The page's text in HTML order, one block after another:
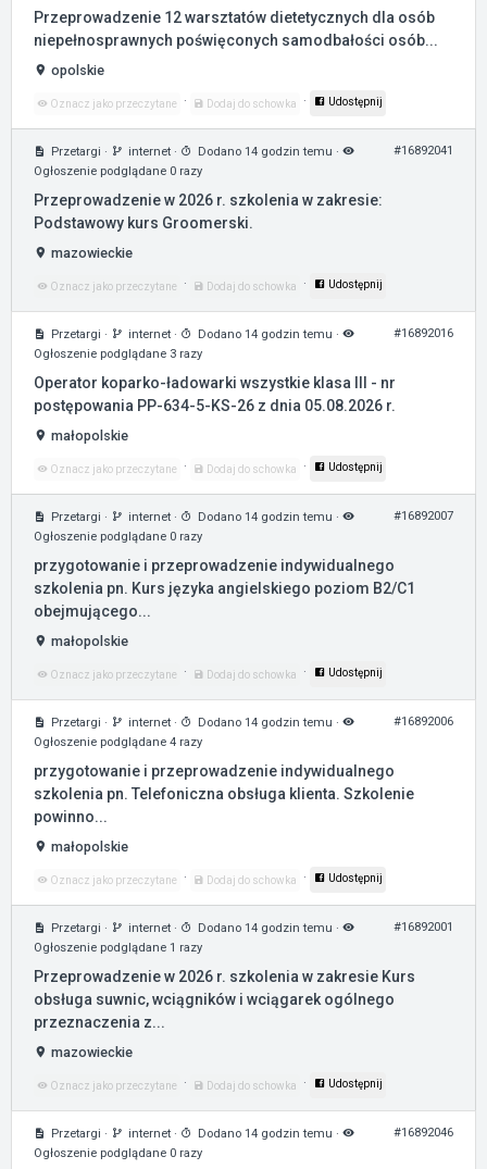
Przeprowadzenie 12 warsztatów dietetycznych dla osób
niepełnosprawnych poświęconych samodbałości osób...
opolskie
Oznacz jako przeczytane · Dodaj do schowka · Udostępnij
Przetargi · internet · Dodano 14 godzin temu ·
Ogłoszenie podglądane 0 razy
#16892041
Przeprowadzenie w 2026 r. szkolenia w zakresie:
Podstawowy kurs Groomerski.
mazowieckie
Oznacz jako przeczytane · Dodaj do schowka · Udostępnij
Przetargi · internet · Dodano 14 godzin temu ·
Ogłoszenie podglądane 3 razy
#16892016
Operator koparko-ładowarki wszystkie klasa III - nr
postępowania PP-634-5-KS-26 z dnia 05.08.2026 r.
małopolskie
Oznacz jako przeczytane · Dodaj do schowka · Udostępnij
Przetargi · internet · Dodano 14 godzin temu ·
Ogłoszenie podglądane 0 razy
#16892007
przygotowanie i przeprowadzenie indywidualnego
szkolenia pn. Kurs języka angielskiego poziom B2/C1
obejmującego...
małopolskie
Oznacz jako przeczytane · Dodaj do schowka · Udostępnij
Przetargi · internet · Dodano 14 godzin temu ·
Ogłoszenie podglądane 4 razy
#16892006
przygotowanie i przeprowadzenie indywidualnego
szkolenia pn. Telefoniczna obsługa klienta. Szkolenie
powinno...
małopolskie
Oznacz jako przeczytane · Dodaj do schowka · Udostępnij
Przetargi · internet · Dodano 14 godzin temu ·
Ogłoszenie podglądane 1 razy
#16892001
Przeprowadzenie w 2026 r. szkolenia w zakresie Kurs
obsługa suwnic, wciągników i wciągarek ogólnego
przeznaczenia z...
mazowieckie
Oznacz jako przeczytane · Dodaj do schowka · Udostępnij
Przetargi · internet · Dodano 14 godzin temu ·
Ogłoszenie podglądane 0 razy
#16892046